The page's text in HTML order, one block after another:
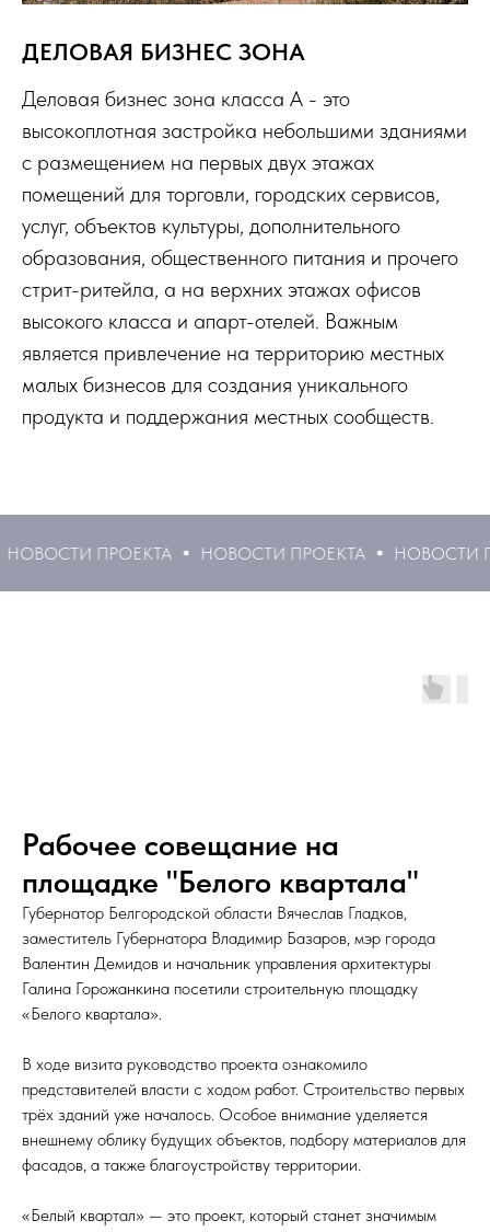
ДЕЛОВАЯ БИЗНЕС ЗОНА
Деловая бизнес зона класса А - это
высокоплотная застройка небольшими зданиями
с размещением на первых двух этажах
помещений для торговли, городских сервисов,
услуг, объектов культуры, дополнительного
образования, общественного питания и прочего
стрит-ритейла, а на верхних этажах офисов
высокого класса и апарт-отелей. Важным
является привлечение на территорию местных
малых бизнесов для создания уникального
продукта и поддержания местных сообществ.
ПРОЕКТА НОВОСТИ ПРОЕКТА НОВОСТИ
Рабочее совещание на
площадке "Белого квартала"
Губернатор Белгородской области Вячеслав Гладков,
заместитель Губернатора Владимир Базаров, мэр города
Валентин Демидов и начальник управления архитектуры
Галина Горожанкина посетили строительную площадку
«Белого квартала».
В ходе визита руководство проекта ознакомило
представителей власти с ходом работ. Строительство первых
трёх зданий уже началось. Особое внимание уделяется
внешнему облику будущих объектов, подбору материалов для
фасадов, а также благоустройству территории.
«Белый квартал» — это проект, который станет значимым